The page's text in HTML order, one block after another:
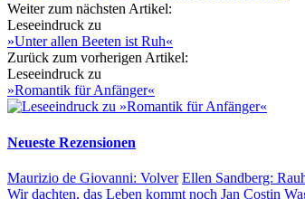
Weiter zum nächsten Artikel:
Leseeindruck zu
»Unter allen Beeten ist Ruh«
Zurück zum vorherigen Artikel:
Leseeindruck zu
»Romantik für Anfänger«
Neueste Rezensionen
Maurizio de Giovanni: Volver Ellen Sandberg:
Wir dachten, das Leben kommt noch Jan Costin